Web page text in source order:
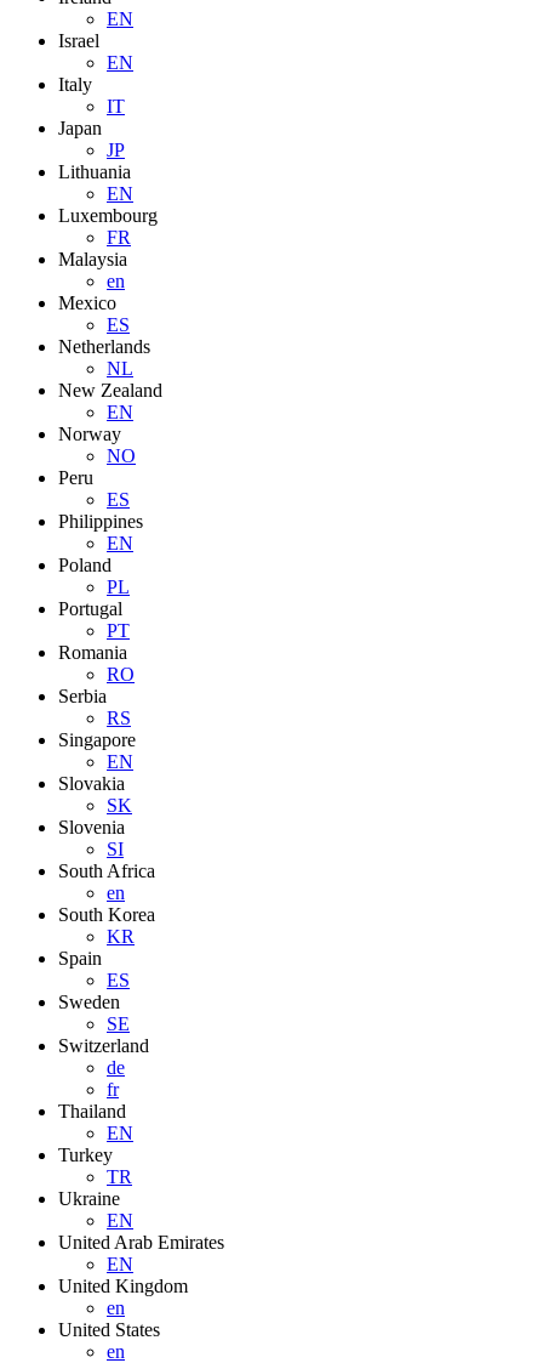
EN
Israel
EN
Italy
IT
Japan
JP
Lithuania
EN
Luxembourg
FR
Malaysia
en
Mexico
ES
Netherlands
NL
New Zealand
EN
Norway
NO
Peru
ES
Philippines
EN
Poland
PL
Portugal
PT
Romania
RO
Serbia
RS
Singapore
EN
Slovakia
SK
Slovenia
SI
South Africa
en
South Korea
KR
Spain
ES
Sweden
SE
Switzerland
de
fr
Thailand
EN
Turkey
TR
Ukraine
EN
United Arab Emirates
EN
United Kingdom
en
United States
en